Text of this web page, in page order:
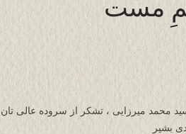
محمد میرزایی ، تشکر از سروده عالی تان .
بشیر